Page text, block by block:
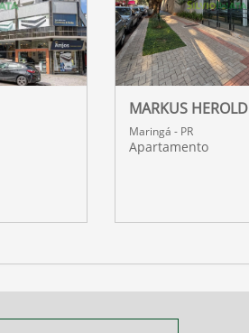
MARKUS HEROLD
Maringá - PR
Apartamento